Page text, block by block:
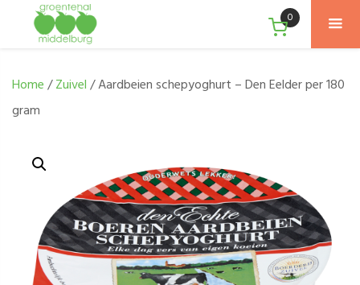
0
Home/Zuivel/ Aardbeien schepyoghurt – Den Eelder per 180
gram